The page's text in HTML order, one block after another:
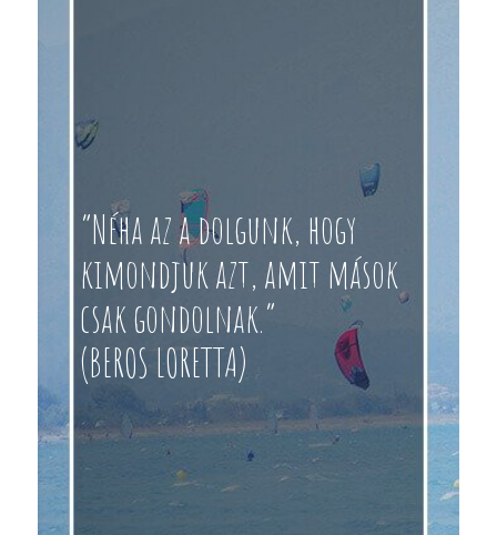
“Néha az a dolgunk, hogy
kimondjuk azt, amit mások
csak gondolnak.”
(BEROS LORETTA)